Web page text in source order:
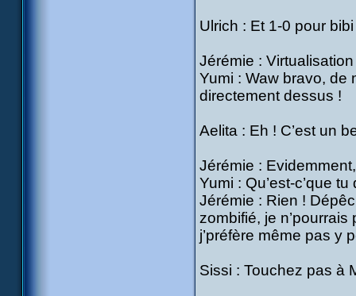
Ulrich : Et 1-0 pour bibi
Jérémie :
Yumi : Waw bravo, de
directement dessus !
Aelita : Eh ! C’est un
Jérémie : Evidemment,
Yumi : Qu’est-c’que tu
Jérémie : Rien !
zombifié, je
j’préfère même pas y
Sissi : Touchez pas à